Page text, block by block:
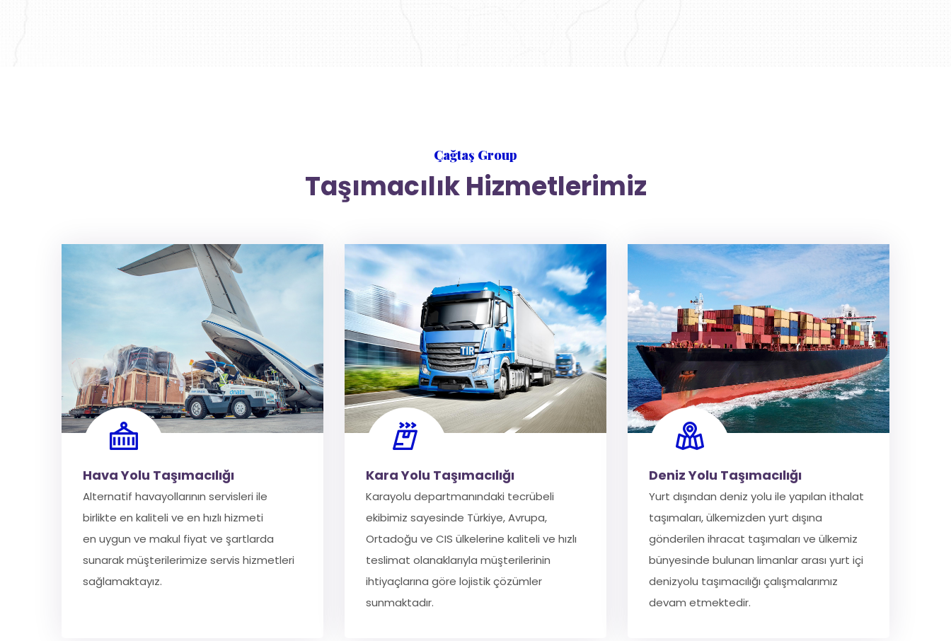
Çağtaş Group
Taşımacılık Hizmetlerimiz
Hava Yolu Taşımacılığı
Alternatif havayollarının servisleri ile
birlikte en kaliteli ve en hızlı hizmeti
en uygun ve makul fiyat ve şartlarda
sunarak müşterilerimize servis hizmetleri
sağlamaktayız.
Kara Yolu Taşımacılığı
Karayolu departmanındaki tecrübeli
ekibimiz sayesinde Türkiye, Avrupa,
Ortadoğu ve CIS ülkelerine kaliteli ve hızlı
teslimat olanaklarıyla müşterilerinin
ihtiyaçlarına göre lojistik çözümler
sunmaktadır.
Deniz Yolu Taşımacılığı
Yurt dışından deniz yolu ile yapılan ithalat
taşımaları, ülkemizden yurt dışına
gönderilen ihracat taşımaları ve ülkemiz
bünyesinde bulunan limanlar arası yurt içi
denizyolu taşımacılığı çalışmalarımız
devam etmektedir.